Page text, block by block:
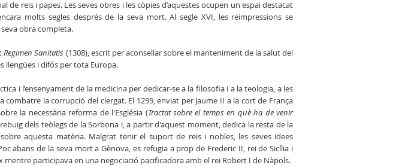
de reis i papes. Les seves obres i les còpies d’aquestes ocupen un espai destacat
molts segles després de la seva mort. Al segle XVI, les reimpressions se
obra completa.
Regimen Sanitatis (1308), escrit per aconsellar sobre el manteniment de la salut del
llengües i difós per tota Europa.
i l’ensenyament de la medicina per dedicar-se a la filosofia i a la teologia, a les
combatre la corrupció del clergat. El 1299, enviat per Jaume II a la cort de França
la necessària reforma de l'Església (Tractat sobre el temps en què ha de venir
dels teòlegs de la Sorbona i, a partir d'aquest moment, dedica la resta de la
aquesta matèria. Malgrat tenir el suport de reis i nobles, les seves idees
abans de la seva mort a Gènova, es refugia a prop de Frederic II, rei de Sicília i
mentre participava en una negociació pacificadora amb el rei Robert I de Nàpols.